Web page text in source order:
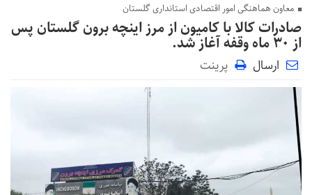
معاون هماهنگی امور اقتصادی استانداری گلستان
صادرات کالا با کامیون از مرز اینچه برون گلستان پس
از ۳۰ ماه وقفه آغاز شد.
ارسال پرینت